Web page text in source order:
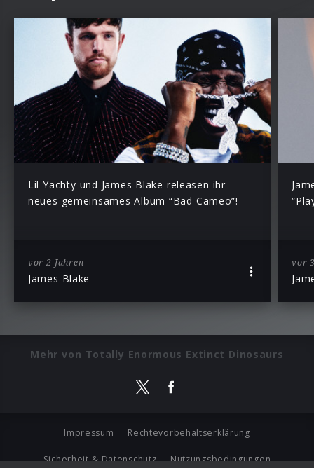
Lil Yachty und James Blake releasen ihr
neues gemeinsames Album “Bad Cameo”!
vor 2 Jahren
James Blake
vor
Mehr von Totally Enormous Extinct Dinosaurs
Impressum Rechtevorbehaltserklärung
Sicherheit & Datenschutz Nutzungsbedingungen